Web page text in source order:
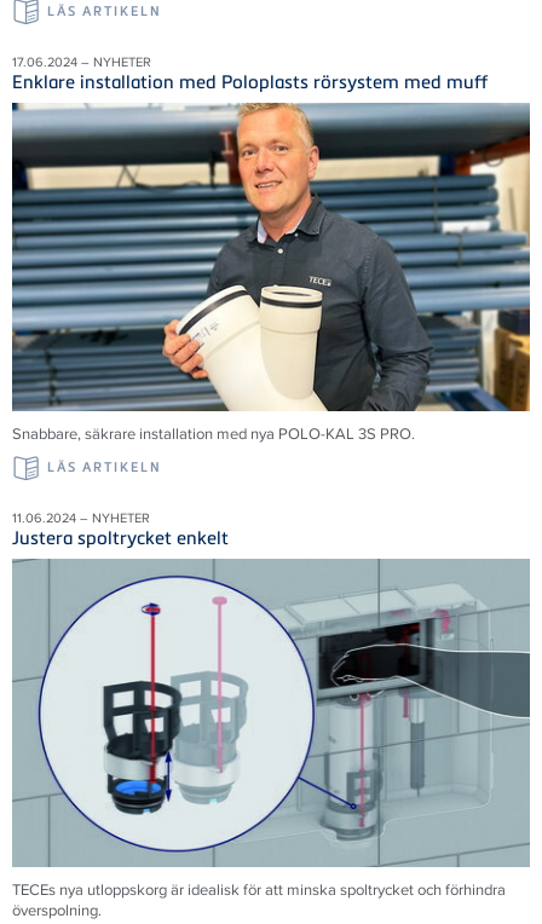
LÄS ARTIKELN
17.06.2024 – NYHETER
Enklare installation med Poloplasts rörsystem med muff
Snabbare, säkrare installation med nya POLO-KAL 3S PRO.
LÄS ARTIKELN
11.06.2024 – NYHETER
Justera spoltrycket enkelt
TECEs nya utloppskorg är idealisk för att minska spoltrycket och förhindra
överspolning.